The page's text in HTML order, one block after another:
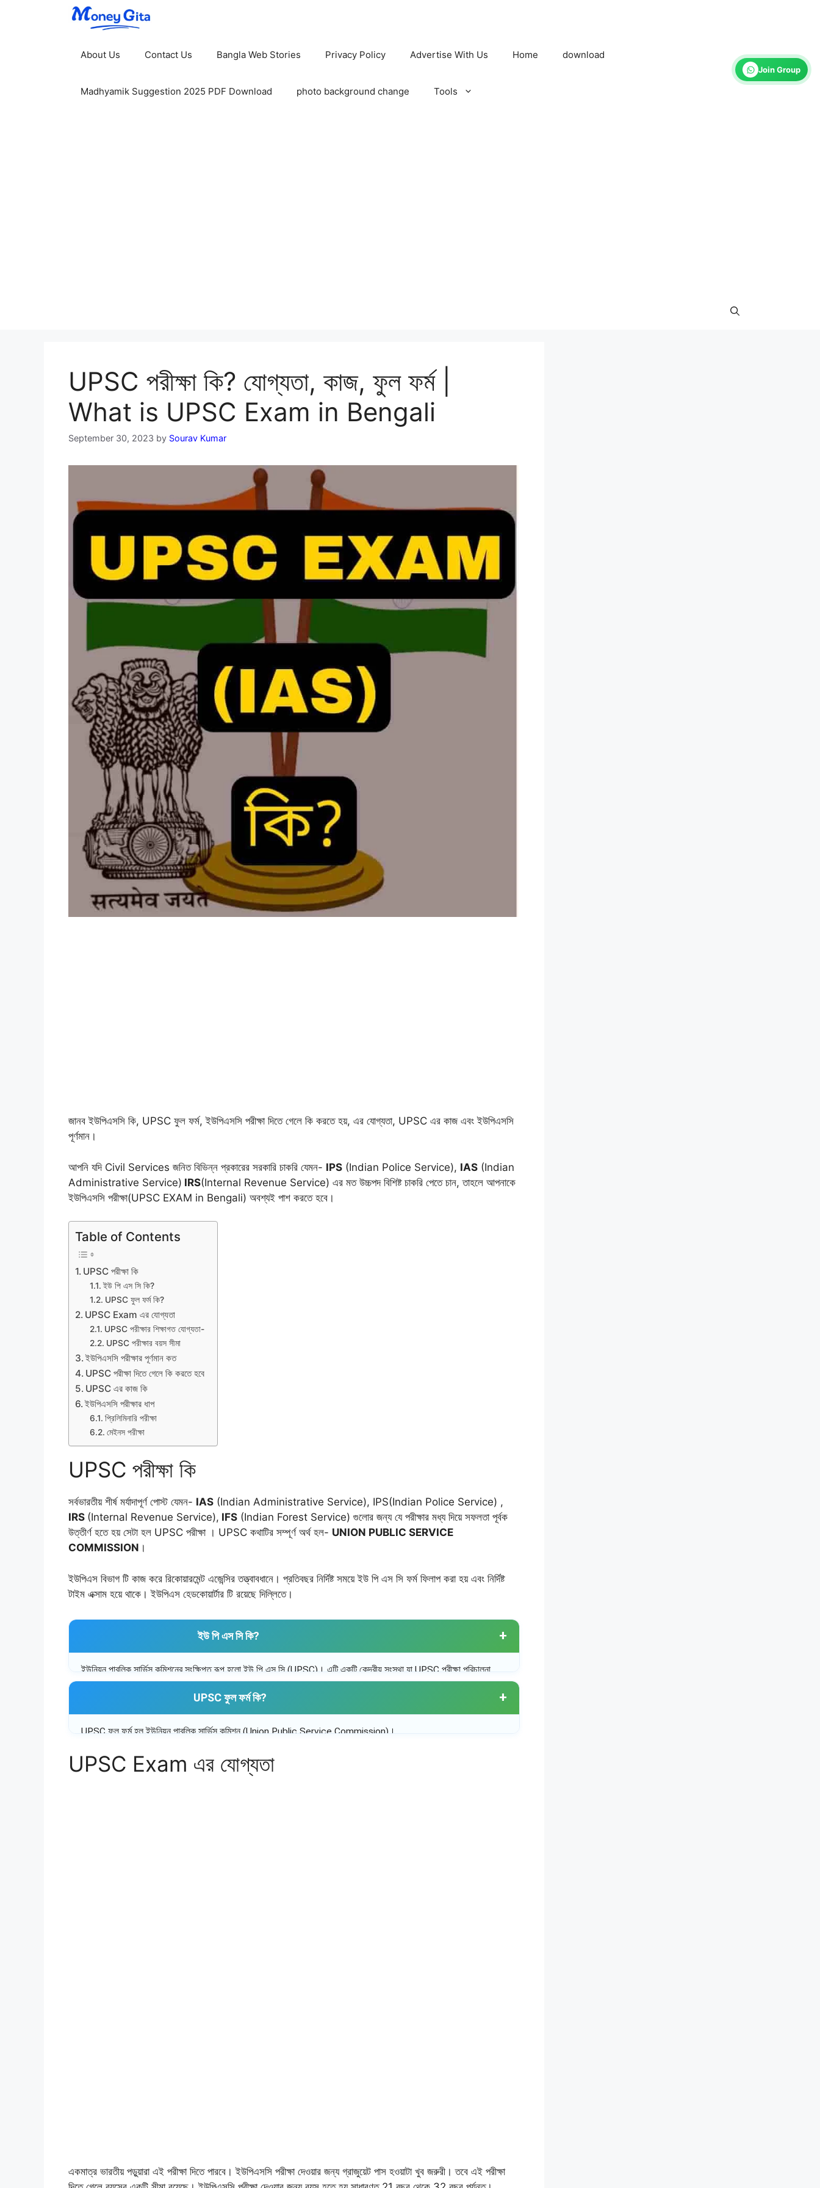
Join Group
About Us Contact Us Bangla Web Stories Privacy Policy Advertise With Us Home download
Madhyamik Suggestion 2025 PDF Download photo background change Tools
UPSC পরীক্ষা কি? যোগ্যতা, কাজ, ফুল ফর্ম |
What is UPSC Exam in Bengali
September 30, 2023 by Sourav Kumar
জানব ইউপিএসসি কি, UPSC ফুল ফর্ম, ইউপিএসসি পরীক্ষা দিতে গেলে কি করতে হয়, এর যোগ্যতা, UPSC এর কাজ এবং ইউপিএসসি
পূর্ণমান।
আপনি যদি Civil Services জনিত বিভিন্ন প্রকারের সরকারি চাকরি যেমন- IPS (Indian Police Service), IAS (Indian
Administrative Service) IRS(Internal Revenue Service) এর মত উচ্চপদ বিশিষ্ট চাকরি পেতে চান, তাহলে আপনাকে
ইউপিএসসি পরীক্ষা(UPSC EXAM in Bengali) অবশ্যই পাশ করতে হবে।
Table of Contents
UPSC পরীক্ষা কি
ইউ পি এস সি কি?
UPSC ফুল ফর্ম কি?
UPSC Exam এর যোগ্যতা
UPSC পরীক্ষার শিক্ষাগত যোগ্যতা-
UPSC পরীক্ষার বয়স সীমা
ইউপিএসসি পরীক্ষার পূর্ণমান কত
UPSC পরীক্ষা দিতে গেলে কি করতে হবে
UPSC এর কাজ কি
ইউপিএসসি পরীক্ষার ধাপ
প্রিলিমিনারি পরীক্ষা
মেইনস পরীক্ষা
UPSC পরীক্ষা কি
সর্বভারতীয় শীর্ষ মর্যাদাপূর্ণ পোস্ট যেমন- IAS (Indian Administrative Service), IPS(Indian Police Service) ,
IRS (Internal Revenue Service), IFS (Indian Forest Service) গুলোর জন্য যে পরীক্ষার মধ্য দিয়ে সফলতা পূর্বক
উত্তীর্ণ হতে হয় সেটা হল UPSC পরীক্ষা । UPSC কথাটির সম্পূর্ণ অর্থ হল- UNION PUBLIC SERVICE
COMMISSION ।
ইউপিএস বিভাগ টি কাজ করে রিকোয়ারমেন্ট এজেন্সির তত্ত্বাবধানে। প্রতিবছর নির্দিষ্ট সময়ে ইউ পি এস সি ফর্ম ফিলাপ করা হয় এবং নির্দিষ্ট
টাইম এক্সাম হয়ে থাকে। ইউপিএস হেডকোয়ার্টার টি রয়েছে দিল্লিতে।
ইউ পি এস সি কি?
ইউনিয়ন পাবলিক সার্ভিস কমিশনের সংক্ষিপ্ত রূপ হলো ইউ পি এস সি (UPSC)। এটি একটি কেন্দ্রীয় সংস্থা যা UPSC পরীক্ষা পরিচালনা
করে। সিভিল সার্ভিস পরীক্ষাটি এই UPSC সংস্থা দ্বারাই পরিচালিত হয়।
UPSC ফুল ফর্ম কি?
UPSC ফুল ফর্ম হল ইউনিয়ন পাবলিক সার্ভিস কমিশন (Union Public Service Commission)।
UPSC Exam এর যোগ্যতা
একমাত্র ভারতীয় পড়ুয়ারা এই পরীক্ষা দিতে পারবে। ইউপিএসসি পরীক্ষা দেওয়ার জন্য গ্রাজুয়েট পাস হওয়াটা খুব জরুরী। তবে এই পরীক্ষা